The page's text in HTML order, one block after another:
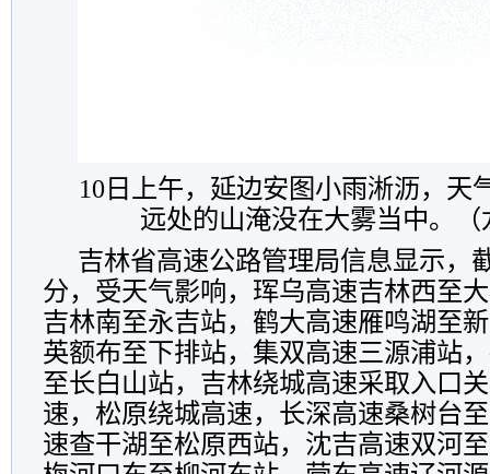
10日上午，延边安图小雨淅沥，天
远处的山淹没在大雾当中。（
吉林省高速公路管理局信息显示，
分，受天气影响，珲乌高速吉林西至
吉林南至永吉站，鹤大高速雁鸣湖至
英额布至下排站，集双高速三源浦站
至长白山站，吉林绕城高速采取入口
速，松原绕城高速，长深高速桑树台
速查干湖至松原西站，沈吉高速双河